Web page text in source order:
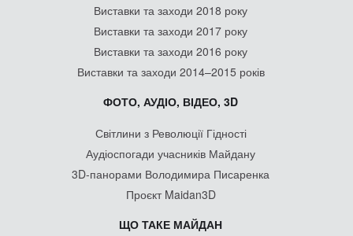
Виставки та заходи 2018 року
Виставки та заходи 2017 року
Виставки та заходи 2016 року
Виставки та заходи 2014–2015 років
ФОТО, АУДІО, ВІДЕО, 3D
Світлини з Революції Гідності
Аудіоспогади учасників Майдану
3D-панорами Володимира Писаренка
Проєкт Maidan3D
ЩО ТАКЕ МАЙДАН